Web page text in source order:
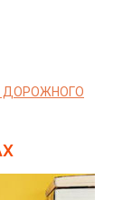
ДОРОЖНОГО